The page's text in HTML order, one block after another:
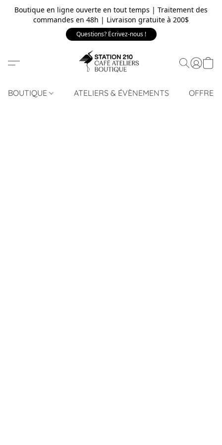
Boutique en ligne ouverte en tout temps | Traitement des
commandes en 48h | Livraison gratuite à 200$
Questions? Écrivez-nous !
BOUTIQUE ATELIERS & ÉVÈNEMENTS OFFRE